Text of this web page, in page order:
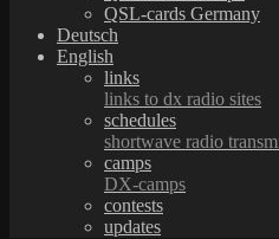
QSL-cards Germany
Deutsch
English
links
links to dx radio sites
schedules
shortwave radio
camps
DX-camps
contests
updates